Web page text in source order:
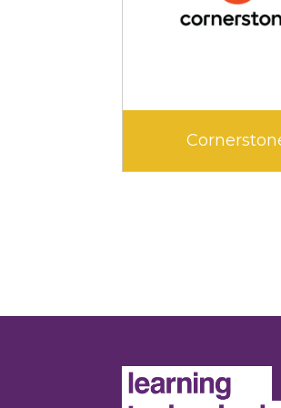
Cornerstone